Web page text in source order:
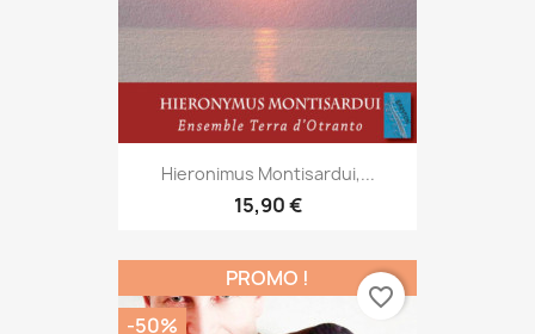
Hieronimus Montisardui,...
15,90 €
PROMO !
-50%
favorite_border